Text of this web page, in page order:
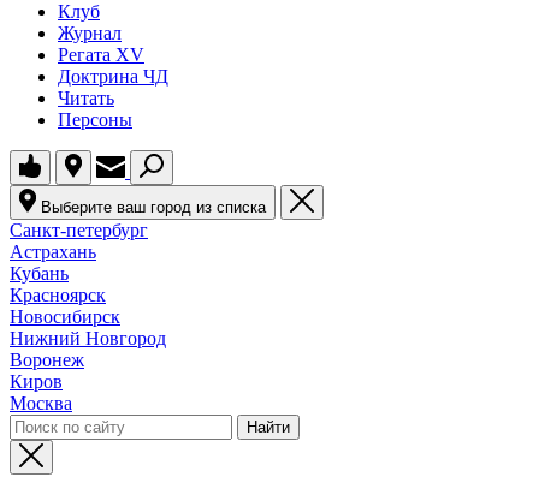
Клуб
Журнал
Регата XV
Доктрина ЧД
Читать
Персоны
Выберите ваш город из списка
Санкт-петербург
Астрахань
Кубань
Красноярск
Новосибирск
Нижний Новгород
Воронеж
Киров
Москва